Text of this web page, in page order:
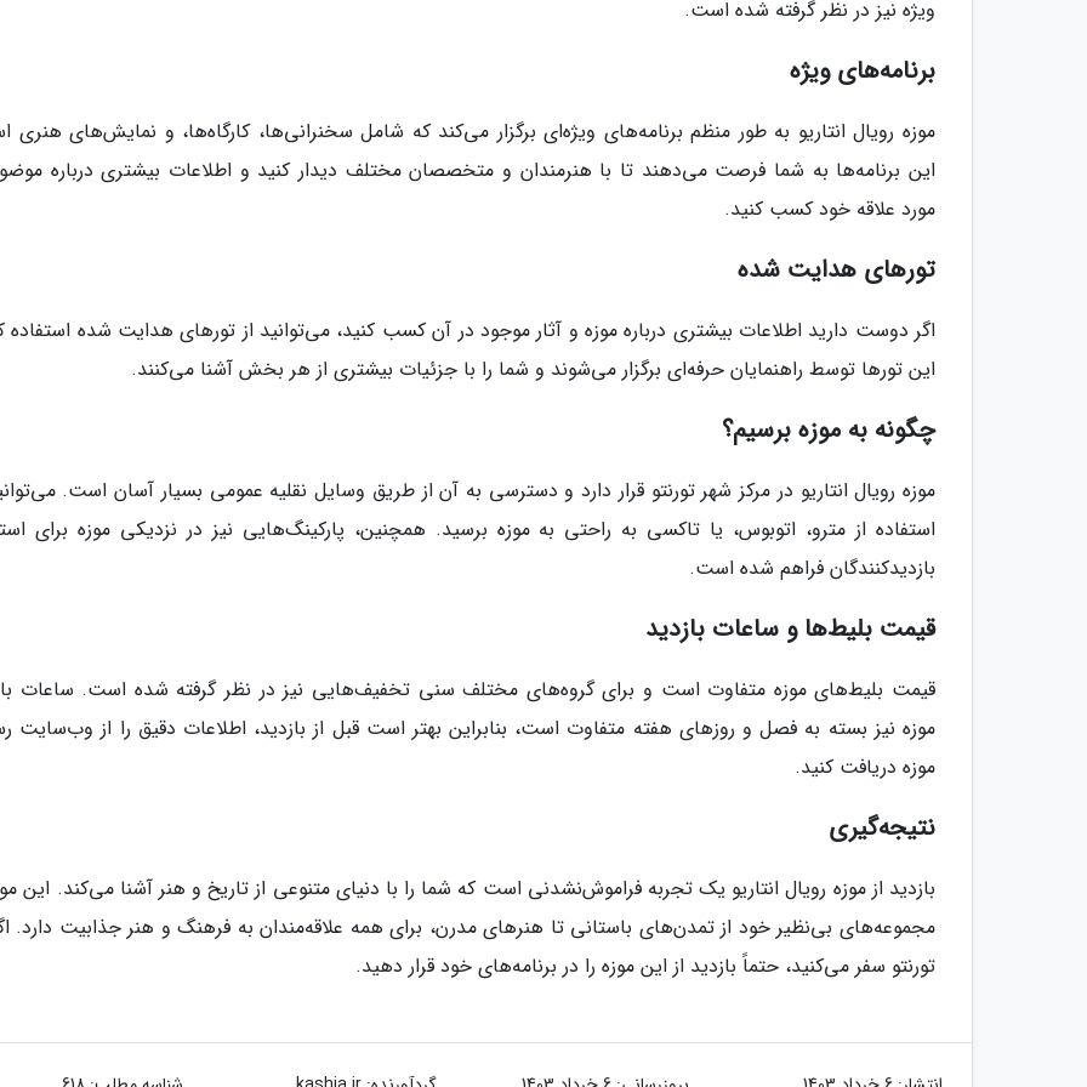
ویژه نیز در نظر گرفته شده است.
برنامه‌های ویژه
موزه رویال انتاریو به طور منظم برنامه‌های ویژه‌ای برگزار می‌کند که شامل سخنرانی‌ها، کارگاه‌ها، و نمایش‌های
این برنامه‌ها به شما فرصت می‌دهند تا با هنرمندان و متخصصان مختلف دیدار کنید و اطلاعات بیشتری درباره
مورد علاقه خود کسب کنید.
تورهای هدایت شده
اگر دوست دارید اطلاعات بیشتری درباره موزه و آثار موجود در آن کسب کنید، می‌توانید از تورهای هدایت شده استفاده
این تورها توسط راهنمایان حرفه‌ای برگزار می‌شوند و شما را با جزئیات بیشتری از هر بخش آشنا می‌کنند.
چگونه به موزه برسیم؟
موزه رویال انتاریو در مرکز شهر تورنتو قرار دارد و دسترسی به آن از طریق وسایل نقلیه عمومی بسیار آسان است.
استفاده از مترو، اتوبوس، یا تاکسی به راحتی به موزه برسید. همچنین، پارکینگ‌هایی نیز در نزدیکی موزه برای
بازدیدکنندگان فراهم شده است.
قیمت بلیط‌ها و ساعات بازدید
قیمت بلیط‌های موزه متفاوت است و برای گروه‌های مختلف سنی تخفیف‌هایی نیز در نظر گرفته شده است. ساعات
موزه نیز بسته به فصل و روزهای هفته متفاوت است، بنابراین بهتر است قبل از بازدید، اطلاعات دقیق را از وب‌سایت
موزه دریافت کنید.
نتیجه‌گیری
بازدید از موزه رویال انتاریو یک تجربه فراموش‌نشدنی است که شما را با دنیای متنوعی از تاریخ و هنر آشنا می‌کند. این
مجموعه‌های بی‌نظیر خود از تمدن‌های باستانی تا هنرهای مدرن، برای همه علاقه‌مندان به فرهنگ و هنر جذابیت دارد.
تورنتو سفر می‌کنید، حتماً بازدید از این موزه را در برنامه‌های خود قرار دهید.